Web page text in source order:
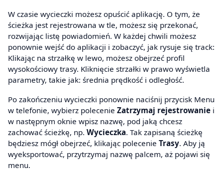
W czasie wycieczki możesz opuścić aplikację. O tym, że
ścieżka jest rejestrowana w tle, możesz się przekonać,
rozwijając listę powiadomień. W każdej chwili możesz
ponownie wejść do aplikacji i zobaczyć, jak rysuje się track:
Klikając na strzałkę w lewo, możesz obejrzeć profil
wysokościowy trasy. Kliknięcie strzałki w prawo wyświetla
parametry, takie jak: średnia prędkość i odległość.
Po zakończeniu wycieczki ponownie naciśnij przycisk Menu
w telefonie, wybierz polecenie Zatrzymaj rejestrowanie i
w następnym oknie wpisz nazwę, pod jaką chcesz
zachować ścieżkę, np. Wycieczka. Tak zapisaną ścieżkę
będziesz mógł obejrzeć, klikając polecenie Trasy. Aby ją
wyeksportować, przytrzymaj nazwę palcem, aż pojawi się
menu.